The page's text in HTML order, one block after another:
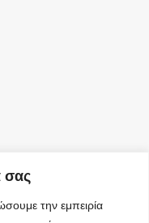
σας
την εμπειρία